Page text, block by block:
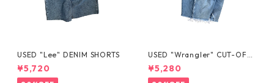
USED "Lee" DENIM SHORTS
¥5,720
USED "Wrangler" CUT-OFF
DENIM SHORTS
¥5,280